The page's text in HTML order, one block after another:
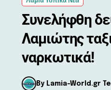
Συνελήφθη
Λαμιώτης
ναρκωτικά!
By Lamia-World.gr